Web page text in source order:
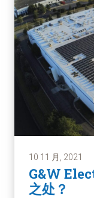
10 11 月, 2021
G&W
之处？